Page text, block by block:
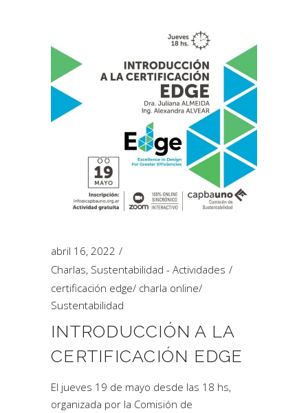
abril 16, 2022
Charlas, Sustentabilidad - Actividades
certificación edge/ charla online/
Sustentabilidad
INTRODUCCIÓN A LA
CERTIFICACIÓN EDGE
El jueves 19 de mayo desde las 18 hs,
organizada por la Comisión de